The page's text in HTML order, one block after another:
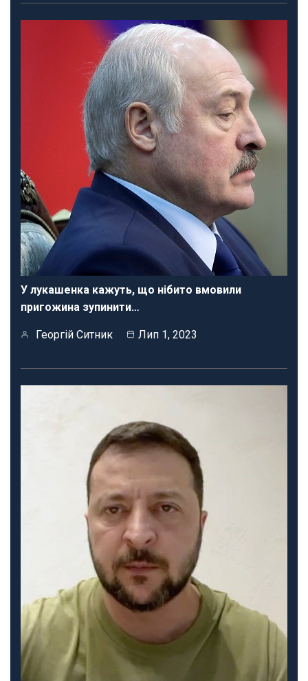
У лукашенка кажуть, що нібито вмовили
пригожина зупинити…
Георгій Ситник Лип 1, 2023